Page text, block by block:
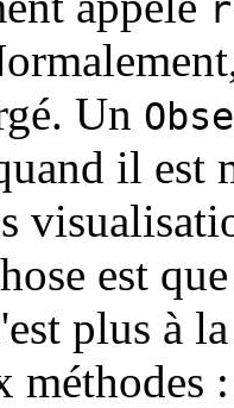
Un
il
est
plus à
méthodes :